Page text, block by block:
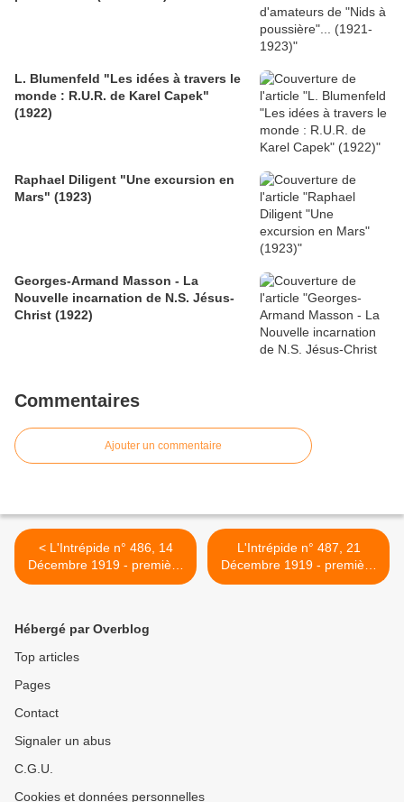
L. Blumenfeld "Les idées à travers le
monde : R.U.R. de Karel Capek"
(1922)
Raphael Diligent "Une excursion en
Mars" (1923)
Georges-Armand Masson - La
Nouvelle incarnation de N.S. Jésus-
Christ (1922)
Commentaires
Ajouter un commentaire
< L'Intrépide n° 486, 14
Décembre 1919 - première
série, Offenstadt
L'Intrépide n° 487, 21
Décembre 1919 - première
série, Offenstadt >
Hébergé par Overblog
Top articles
Pages
Contact
Signaler un abus
C.G.U.
Cookies et données personnelles